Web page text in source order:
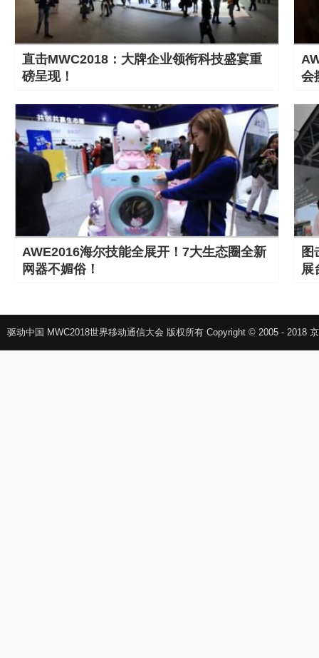
直击MWC2018：大牌企业领衔科技盛宴重
磅呈现！
会
AWE2016海尔技能全展开！7大生态圈全新
网器不媚俗！
图
展
驱动中国 MWC2018世界移动通信大会 版权所有 Copyright © 2005 - 2018